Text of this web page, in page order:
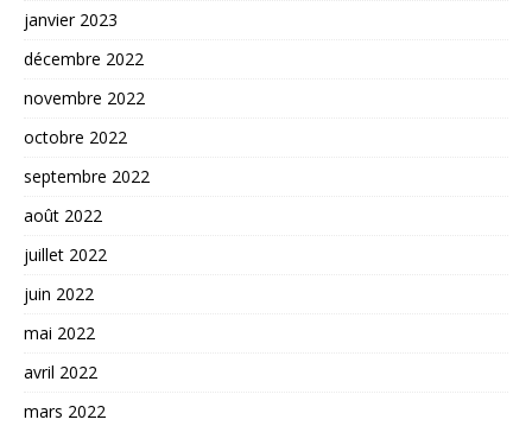
janvier 2023
décembre 2022
novembre 2022
octobre 2022
septembre 2022
août 2022
juillet 2022
juin 2022
mai 2022
avril 2022
mars 2022